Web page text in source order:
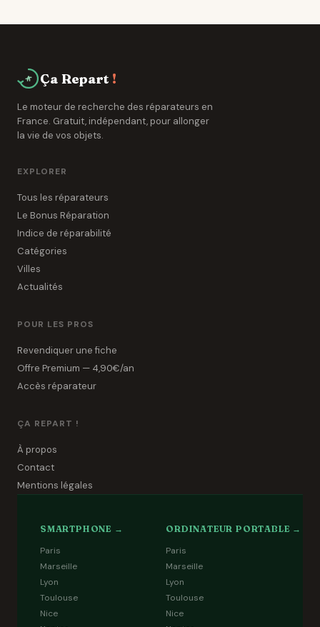
Félines ont accès à des réseaux de grossistes
Ça Repart !
Le moteur de recherche des réparateurs en
France. Gratuit, indépendant, pour allonger
la vie de vos objets.
EXPLORER
Tous les réparateurs
Le Bonus Réparation
Indice de réparabilité
Catégories
Villes
Actualités
POUR LES PROS
Revendiquer une fiche
Offre Premium — 4,90€/an
Accès réparateur
ÇA REPART !
À propos
Contact
Mentions légales
SMARTPHONE →
Paris
Marseille
Lyon
Toulouse
Nice
ORDINATEUR PORTABLE →
Paris
Marseille
Lyon
Toulouse
Nice